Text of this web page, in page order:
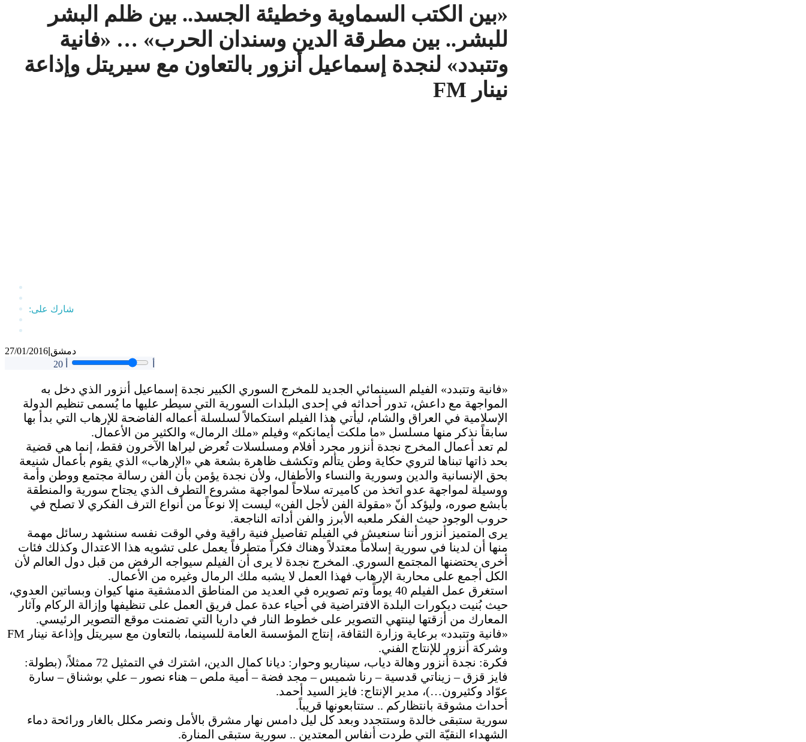
«بين الكتب السماوية وخطيئة الجسد.. بين ظلم البشر
للبشر.. بين مطرقة الدين وسندان الحرب» … «فانية
وتتبدد» لنجدة إسماعيل أنزور بالتعاون مع سيريتل وإذاعة
نينار FM
27/01/2016 دمشق
20
«فانية وتتبدد» الفيلم السينمائي الجديد للمخرج السوري الكبير نجدة إسماعيل أنزور الذي دخل به
المواجهة مع داعش، تدور أحداثه في إحدى البلدات السورية التي سيطر عليها ما يُسمى تنظيم الدولة
الإسلامية في العراق والشام، ليأتي هذا الفيلم استكمالاً لسلسلة أعماله الفاضحة للإرهاب التي بدأ بها
سابقاً نذكر منها مسلسل «ما ملكت أيمانكم» وفيلم «ملك الرمال» والكثير من الأعمال.
لم تعد أعمال المخرج نجدة أنزور مجرد أفلام ومسلسلات تُعرض ليراها الآخرون فقط، إنما هي قضية
بحد ذاتها تبناها لتروي حكاية وطن يتألم وتكشف ظاهرة بشعة هي «الإرهاب» الذي يقوم بأعمال شنيعة
بحق الإنسانية والدين وسورية والنساء والأطفال، ولأن نجدة يؤمن بأن الفن رسالة مجتمع ووطن وأمة
ووسيلة لمواجهة عدو اتخذ من كاميرته سلاحاً لمواجهة مشروع التطرف الذي يجتاح سورية والمنطقة
بأبشع صوره، وليؤكد أنّ «مقولة الفن لأجل الفن» ليست إلا نوعاً من أنواع الترف الفكري لا تصلح في
حروب الوجود حيث الفكر ملعبه الأبرز والفن أداته الناجعة.
يرى المتميز أنزور أننا سنعيش في الفيلم تفاصيل فنية راقية وفي الوقت نفسه سنشهد رسائل مهمة
منها أن لدينا في سورية إسلاماً معتدلاً وهناك فكراً متطرفاً يعمل على تشويه هذا الاعتدال وكذلك فئات
أخرى يحتضنها المجتمع السوري. المخرج نجدة لا يرى أن الفيلم سيواجه الرفض من قبل دول العالم لأن
الكل أجمع على محاربة الإرهاب فهذا العمل لا يشبه ملك الرمال وغيره من الأعمال.
استغرق عمل الفيلم 40 يوماً وتم تصويره في العديد من المناطق الدمشقية منها كيوان وبساتين العدوي،
حيث بُنيت ديكورات البلدة الافتراضية في أحياء عدة عمل فريق العمل على تنظيفها وإزالة الركام وآثار
المعارك من أزقتها لينتهي التصوير على خطوط النار في داريا التي تضمنت موقع التصوير الرئيسي.
«فانية وتتبدد» برعاية وزارة الثقافة، إنتاج المؤسسة العامة للسينما، بالتعاون مع سيريتل وإذاعة نينار FM
وشركة أنزور للإنتاج الفني.
فكرة: نجدة أنزور وهالة دياب، سيناريو وحوار: ديانا كمال الدين، اشترك في التمثيل 72 ممثلاً، (بطولة:
فايز قزق – زيناتي قدسية – رنا شميس – مجد فضة – أمية ملص – هناء نصور – علي بوشناق – سارة
عوّاد وكثيرون…)، مدير الإنتاج: فايز السيد أحمد.
أحداث مشوقة بانتظاركم .. ستتابعونها قريباً.
سورية ستبقى خالدة وستتجدد وبعد كل ليل دامس نهار مشرق بالأمل ونصر مكلل بالغار ورائحة دماء
الشهداء النقيّة التي طردت أنفاس المعتدين .. سورية ستبقى المنارة.